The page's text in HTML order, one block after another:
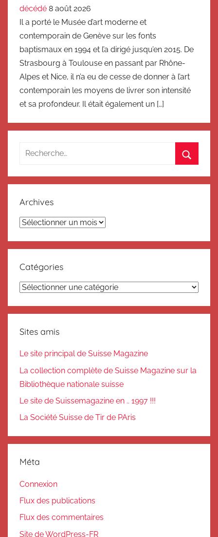
décédé 8 août 2026
Il a porté le Musée d’art moderne et
contemporain de Genève sur les fonts
baptismaux en 1994 et l’a dirigé jusqu’en 2015. De
Strasbourg à Toulouse en passant par Rhône-
Alpes et Nice, il n’a eu de cesse de donner à l’art
contemporain les moyens de livrer son intensité
et sa profondeur. Il était également un […]
Recherche
:
Archives
Archives
Catégories
Catégories
Sites amis
Le site principal de Suisse Magazine
La collection complète de Suisse Magazine sur la
Bibliothèque nationale suisse
Le site de Suissemagazine en .. 1997 !!!
La Société Suisse de Tir de PAris
Méta
Connexion
Flux des publications
Flux des commentaires
Site de WordPress-FR